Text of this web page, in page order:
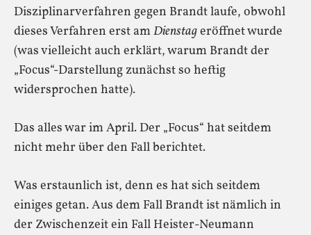
Disziplinarverfahren gegen Brandt laufe, obwohl
dieses Verfahren erst amDienstageröffnet wurde
(was vielleicht auch erklärt, warum Brandt der
„Focus“-Darstellung zunächst so heftig
widersprochen hatte).
Das alles war im April. Der „Focus“ hat seitdem
nicht mehr über den Fall berichtet.
Was erstaunlich ist, denn es hat sich seitdem
einiges getan. Aus dem Fall Brandt ist nämlich in
der Zwischenzeit ein Fall Heister-Neumann